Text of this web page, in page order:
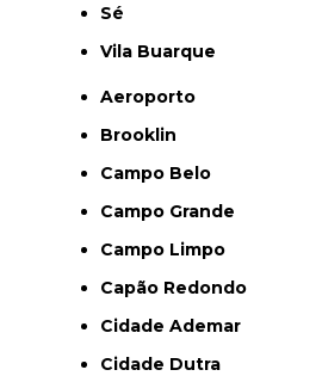
Sé
Vila Buarque
Aeroporto
Brooklin
Campo Belo
Campo Grande
Campo Limpo
Capão Redondo
Cidade Ademar
Cidade Dutra